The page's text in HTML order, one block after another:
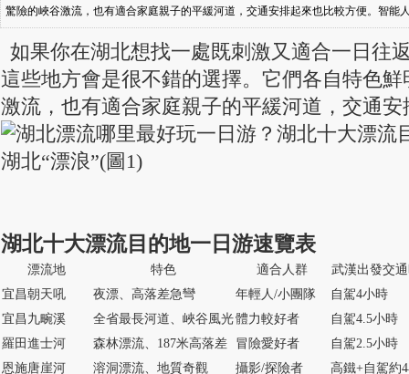
驚險的峽谷激流，也有適合家庭親子的平緩河道，交通安排起來也比較方便。智能
谷風光體力較好者自駕4.5小時羅田進士河森林漂流、187米高落差冒險愛好者
如果你在湖北想找一處既刺激又適合一日往
這些地方會是很不錯的選擇。它們各自特色
激流，也有適合家庭親子的平緩河道，交通
湖北十大漂流目的地一日游速覽表
漂流地 特色 適合人群
武漢出發交
宜昌朝天吼
夜漂、高落差急彎 年輕人/小團隊
自駕4小時
宜昌九畹溪
全省最長河道、峽谷風光體力較好者
自駕4.5小時
羅田進士河
森林漂流、187米高落差 冒險愛好者
自駕2.5小時
恩施唐崖河
溶洞漂流、地質奇觀 攝影/探險者
高鐵+自駕約